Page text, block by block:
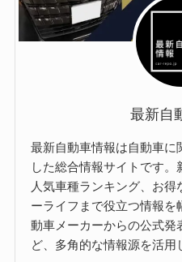
最新自
最新自動車情報は自動車
した総合情報サイトです。
人気車種ランキング、お
ーライフまで役立つ情報
動車メーカーからの公式
ど、多角的な情報源を活用